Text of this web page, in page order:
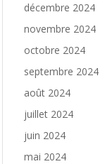
décembre 2024
novembre 2024
octobre 2024
septembre 2024
août 2024
juillet 2024
juin 2024
mai 2024